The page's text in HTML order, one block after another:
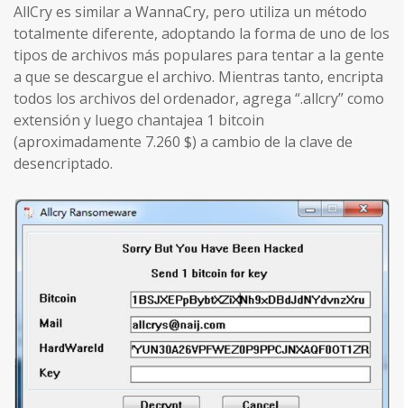
AllCry es similar a WannaCry, pero utiliza un método
totalmente diferente, adoptando la forma de uno de los
tipos de archivos más populares para tentar a la gente
a que se descargue el archivo. Mientras tanto, encripta
todos los archivos del ordenador, agrega “.allcry” como
extensión y luego chantajea 1 bitcoin
(aproximadamente 7.260 $) a cambio de la clave de
desencriptado.